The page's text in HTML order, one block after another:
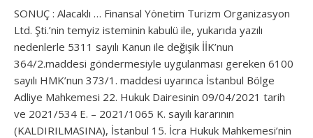
SONUÇ : Alacaklı … Finansal Yönetim Turizm Organizasyon
Ltd. Şti.’nin temyiz isteminin kabulü ile, yukarıda yazılı
nedenlerle 5311 sayılı Kanun ile değişik İİK’nun
364/2.maddesi göndermesiyle uygulanması gereken 6100
sayılı HMK’nun 373/1. maddesi uyarınca İstanbul Bölge
Adliye Mahkemesi 22. Hukuk Dairesinin 09/04/2021 tarih
ve 2021/534 E. – 2021/1065 K. sayılı kararının
(KALDIRILMASINA), İstanbul 15. İcra Hukuk Mahkemesi’nin